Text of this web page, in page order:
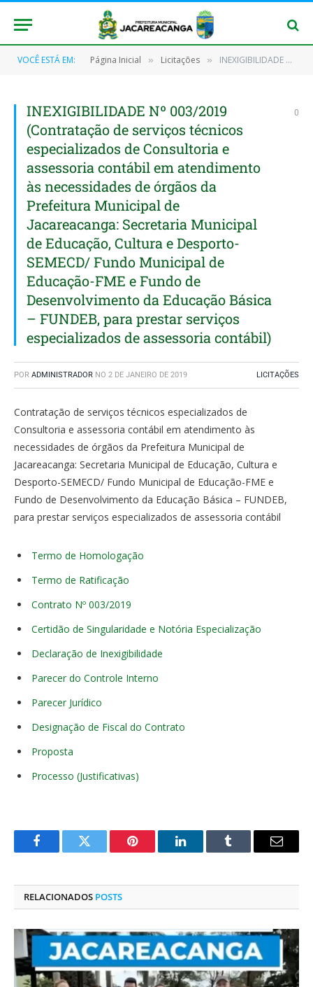
VOCÊ ESTÁ EM: Página Inicial » Licitações » INEXIGIBILIDADE Nº 003/2019 (Contratação de serviços técnicos especializados de Consultoria e assessoria contábil em atendimento às necessidades de órgãos da Prefeitura Municipal de Jacareacanga: Secretaria Municipal de Educação, Cultura e Desporto-SEMECD/ Fundo Municipal de Educação-FME e Fundo de Desenvolvimento da Educação Básica – FUNDEB, para prestar serviços especializados de assessoria contábil)
INEXIGIBILIDADE Nº 003/2019
(Contratação de serviços técnicos
especializados de Consultoria e
assessoria contábil em atendimento
às necessidades de órgãos da
Prefeitura Municipal de
Jacareacanga: Secretaria Municipal
de Educação, Cultura e Desporto-
SEMECD/ Fundo Municipal de
Educação-FME e Fundo de
Desenvolvimento da Educação Básica
– FUNDEB, para prestar serviços
especializados de assessoria contábil)
0
POR ADMINISTRADOR NO 2 DE JANEIRO DE 2019 LICITAÇÕES
Contratação de serviços técnicos especializados de
Consultoria e assessoria contábil em atendimento às
necessidades de órgãos da Prefeitura Municipal de
Jacareacanga: Secretaria Municipal de Educação, Cultura e
Desporto-SEMECD/ Fundo Municipal de Educação-FME e
Fundo de Desenvolvimento da Educação Básica – FUNDEB,
para prestar serviços especializados de assessoria contábil
Termo de Homologação
Termo de Ratificação
Contrato Nº 003/2019
Certidão de Singularidade e Notória Especialização
Declaração de Inexigibilidade
Parecer do Controle Interno
Parecer Jurídico
Designação de Fiscal do Contrato
Proposta
Processo (Justificativas)
FacebookTwitter Pinterest O
Tumblr
E-
RELACIONADOS POSTS